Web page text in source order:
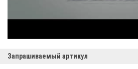
Запрашиваемый артикул